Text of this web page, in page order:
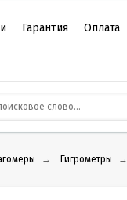
Гарантия Оплата
→ Гигрометры →